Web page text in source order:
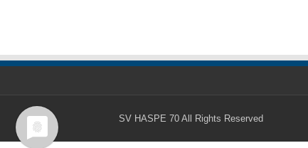
SV HASPE 70 All Rights Reserved